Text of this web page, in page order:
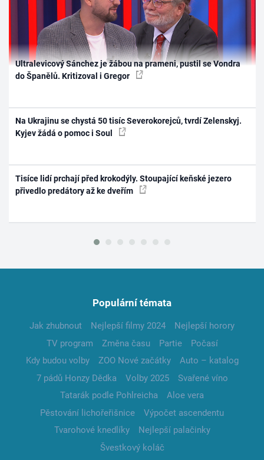
Ultralevicový Sánchez je žábou na prameni, pustil se Vondra
do Španělů. Kritizoval i Gregor
Na Ukrajinu se chystá 50 tisíc Severokorejců, tvrdí Zelenskyj.
Kyjev žádá o pomoc i Soul
Tisíce lidí prchají před krokodýly. Stoupající keňské jezero
přivedlo predátory až ke dveřím
Populární témata
Jak zhubnout Nejlepší filmy 2024
Nejlepší horory
TV program
Změna času Partie
Počasí
Kdy budou volby
ZOO Nové začátky
Auto – katalog
7 pádů Honzy Dědka
Volby 2025
Svařené víno
Tatarák podle Pohlreicha
Aloe vera
Pěstování lichořeřišnice
Výpočet ascendentu
Tvarohové knedlíky
Nejlepší palačinky
Švestkový koláč